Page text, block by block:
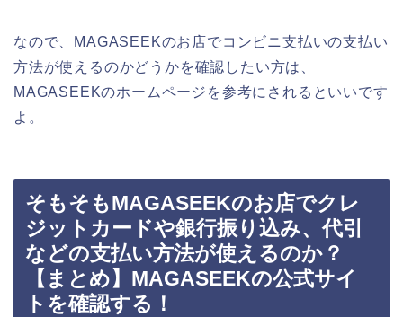
なので、MAGASEEKのお店でコンビニ支払いの支払い
方法が使えるのかどうかを確認したい方は、
MAGASEEKのホームページを参考にされるといいです
よ。
そもそもMAGASEEKのお店でクレ
ジットカードや銀行振り込み、代引
などの支払い方法が使えるのか？
【まとめ】MAGASEEKの公式サイ
トを確認する！